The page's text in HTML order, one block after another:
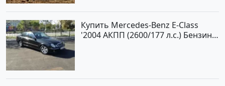
Купить Mercedes-Benz E-Class
'2004 АКПП (2600/177 л.с.) Бензин